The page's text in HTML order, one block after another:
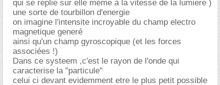
qui se replie sur elle meme à la vitesse de la lumiere )
une sorte de tourbillon d'energie
on imagine l'intensite incroyable du champ electro
magnetique generé
ainsi qu'un champ gyroscopique (et les forces
associées !)
Dans ce systeem ,c'est le rayon de l'onde qui
caracterise la "particule"
celui ci devant evidemment etre le plus petit possible